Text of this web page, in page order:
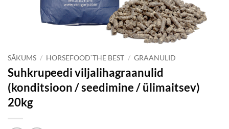
SĀKUMS / HORSEFOOD`THE BEST / GRAANULID
Suhkrupeedi viljalihagraanulid
(konditsioon / seedimine / ülimaitsev)
20kg